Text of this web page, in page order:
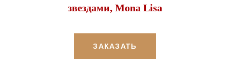
звездами, Mona Lisa
ЗАКАЗАТЬ